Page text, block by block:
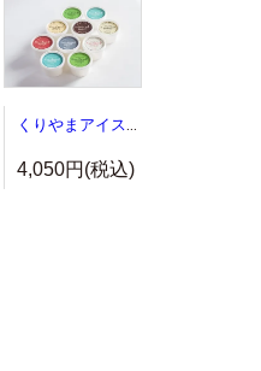
くりやまアイス１０個セット
4,050円(税込)